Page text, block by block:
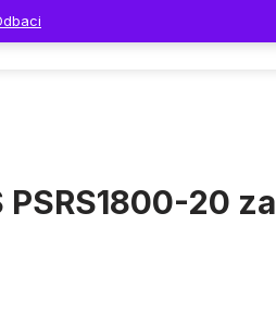
PSRS1800-20 za